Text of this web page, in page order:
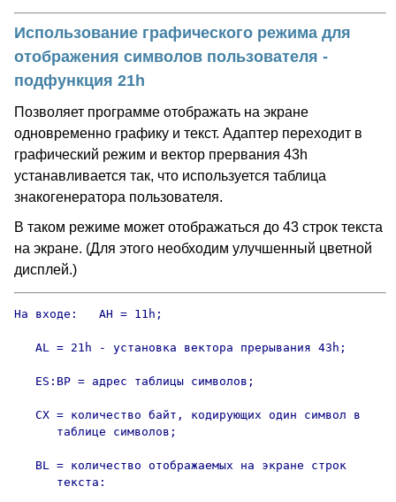
Использование графического режима для
отображения символов пользователя -
подфункция 21h
Позволяет программе отображать на экране
одновременно графику и текст. Адаптер переходит в
графический режим и вектор прервания 43h
устанавливается так, что используется таблица
знакогенератора пользователя.
В таком режиме может отображаться до 43 строк текста
на экране. (Для этого необходим улучшенный цветной
дисплей.)
На входе:   AH = 11h;
   AL = 21h - установка вектора прерывания 43h;
   ES:BP = адрес таблицы символов;
   CX = количество байт, кодирующих один символ в
      таблице символов;
   BL = количество отображаемых на экране строк
      текста: